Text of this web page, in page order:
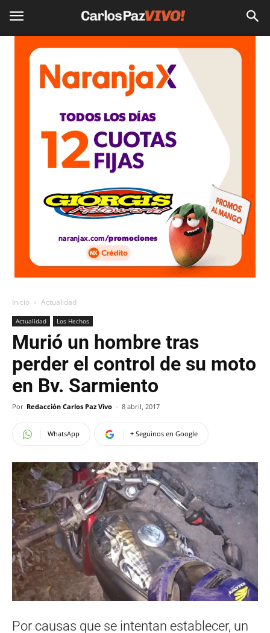
Inicio Actualidad
Actualidad Los Hechos
Murió un hombre tras
perder el control de su moto
en Bv. Sarmiento
Por Redacción Carlos Paz Vivo - 8 abril, 2017
WhatsApp + Seguinos en Google
Por causas que se intentan establecer, un